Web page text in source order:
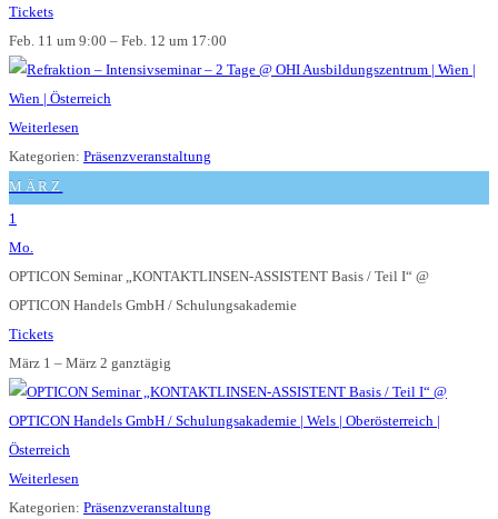
Tickets
Feb. 11 um 9:00 – Feb. 12 um 17:00
Weiterlesen
Kategorien: Präsenzveranstaltung
MÄRZ
1
Mo.
OPTICON Seminar „KONTAKTLINSEN-ASSISTENT Basis / Teil I“ @
OPTICON Handels GmbH / Schulungsakademie
Tickets
März 1 – März 2 ganztägig
Weiterlesen
Kategorien: Präsenzveranstaltung